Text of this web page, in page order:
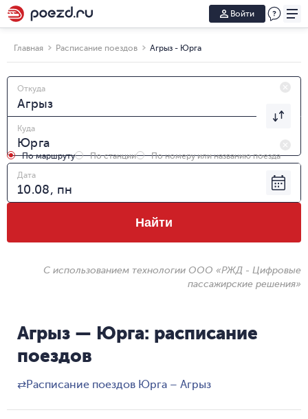
Войти
Главная Расписание поездов Агрыз - Юрга
Откуда
Куда
По маршруту По станции
По номеру или названию поезда
Дата
Найти
С использованием технологии ООО «РЖД - Цифровые
пассажирские решения»
Агрыз — Юрга: расписание
поездов
⇄Расписание поездов Юрга – Агрыз